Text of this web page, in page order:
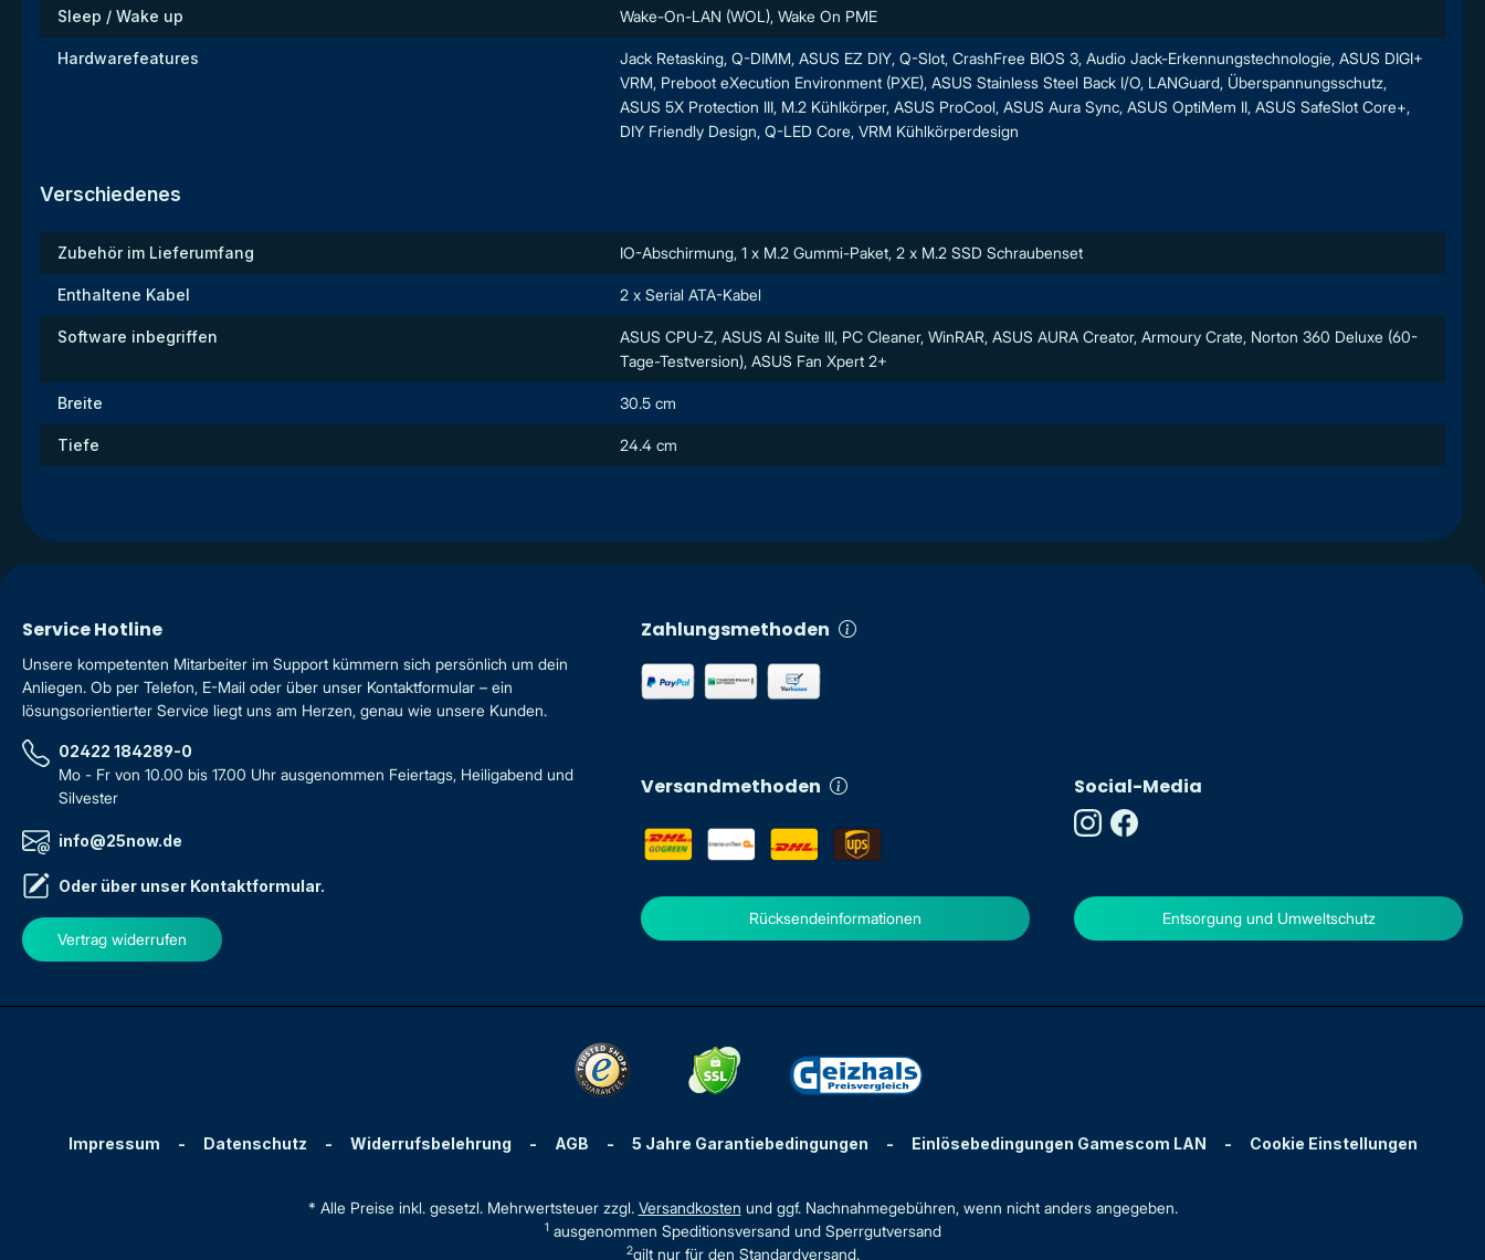
Sleep / Wake up Wake-On-LAN (WOL), Wake On PME
Hardwarefeatures
Jack Retasking, Q-DIMM, ASUS EZ DIY, Q-Slot, CrashFree BIOS 3, Audio Jack-Erkennungstechnologie, ASUS DIGI+
VRM, Preboot eXecution Environment (PXE), ASUS Stainless Steel Back I/O, LANGuard, Überspannungsschutz,
ASUS 5X Protection III, M.2 Kühlkörper, ASUS ProCool, ASUS Aura Sync, ASUS OptiMem II, ASUS SafeSlot Core+,
DIY Friendly Design, Q-LED Core, VRM Kühlkörperdesign
Verschiedenes
Zubehör im Lieferumfang IO-Abschirmung, 1 x M.2 Gummi-Paket, 2 x M.2 SSD Schraubenset
Enthaltene Kabel 2 x Serial ATA-Kabel
Software inbegriffen
ASUS CPU-Z, ASUS AI Suite III, PC Cleaner, WinRAR, ASUS AURA Creator, Armoury Crate, Norton 360 Deluxe (60-
Tage-Testversion), ASUS Fan Xpert 2+
Breite 30.5 cm
Tiefe 24.4 cm
Service Hotline
Unsere kompetenten Mitarbeiter im Support kümmern sich persönlich um dein
Anliegen. Ob per Telefon, E-Mail oder über unser Kontaktformular – ein
lösungsorientierter Service liegt uns am Herzen, genau wie unsere Kunden.
02422 184289-0
Mo - Fr von 10.00 bis 17.00 Uhr ausgenommen Feiertags, Heiligabend und
Silvester
info@25now.de
Oder über unser Kontaktformular.
Vertrag widerrufen
Zahlungsmethoden
Versandmethoden
Rücksendeinformationen Entsorgung und Umweltschutz
Social-Media
Impressum - Datenschutz - Widerrufsbelehrung - AGB - 5 Jahre Garantiebedingungen - Einlösebedingungen Gamescom LAN - Cookie Einstellungen
* Alle Preise inkl. gesetzl. Mehrwertsteuer zzgl. Versandkosten und ggf. Nachnahmegebühren, wenn nicht anders angegeben.
1ausgenommen Speditionsversand und Sperrgutversand
2gilt nur für den Standardversand.